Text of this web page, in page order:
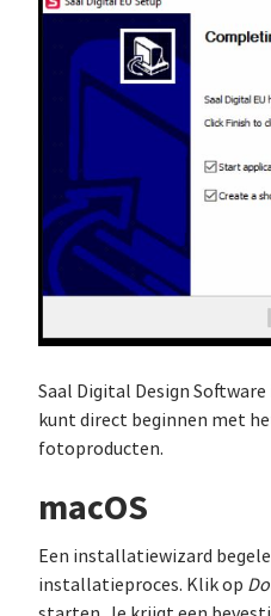
Saal Digital Design
kunt direct beginnen met
fotoproducten.
macOS
Een installatiewizard
installatieproces. Klik op